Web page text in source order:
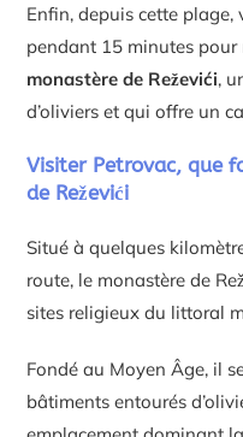
Enfin, depuis cette
pendant 15 minutes
monastère de Reževići,
d’oliviers et qui offre un
Visiter Petrovac, que
de Reževići
Situé à quelques
route, le monastère de
sites religieux du littoral
Fondé au Moyen Âge, il
bâtiments entourés